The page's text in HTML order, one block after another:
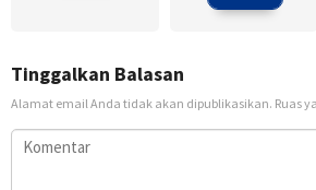
Tinggalkan Balasan
Alamat email Anda tidak akan dipublikasikan. Ruas